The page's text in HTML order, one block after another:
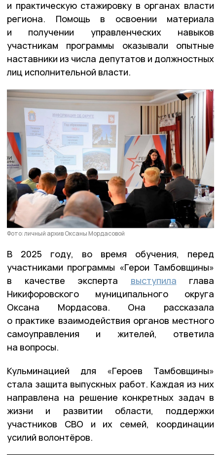
и практическую стажировку в органах власти
региона. Помощь в освоении материала
и получении управленческих навыков
участникам программы оказывали опытные
наставники из числа депутатов и должностных
лиц исполнительной власти.
Фото: личный архив Оксаны Мордасовой
В 2025 году, во время обучения, перед
участниками программы «Герои Тамбовщины»
в качестве эксперта выступила глава
Никифоровского муниципального округа
Оксана Мордасова. Она рассказала
о практике взаимодействия органов местного
самоуправления и жителей, ответила
на вопросы.
Кульминацией для «Героев Тамбовщины»
стала защита выпускных работ. Каждая из них
направлена на решение конкретных задач в
жизни и развитии области, поддержки
участников СВО и их семей, координации
усилий волонтёров.